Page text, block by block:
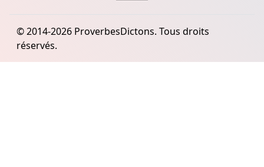
© 2014-2026 ProverbesDictons. Tous droits
réservés.